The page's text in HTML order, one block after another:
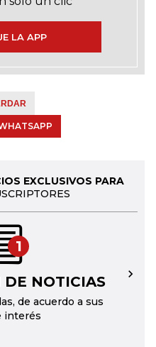
LA APP
EXCLUSIVOS PARA
1
DE NOTICIAS
de acuerdo a sus
interés
→